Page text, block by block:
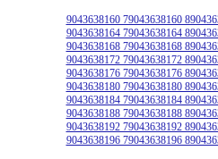
9043638160 79043638160
9043638164 79043638164
9043638168 79043638168
9043638172 79043638172
9043638176 79043638176
9043638180 79043638180
9043638184 79043638184
9043638188 79043638188
9043638192 79043638192
9043638196 79043638196